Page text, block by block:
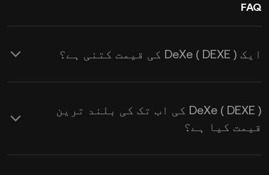
FAQ
ایک DeXe ( DEXE ) کی قیمت کتنی ہے؟
KuCoin DeXe ( DEXE ) کے لیے ریئل
ٹائم USD قیمت کے اپ ڈیٹس فراہم
کرتا ہے۔ اس کی قیمت طلب اور رسد کے
DeXe ( DEXE ) کی اب تک کی بلند ترین
قیمت کیا ہے؟